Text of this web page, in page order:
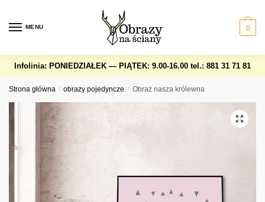
navigation
content
MENU 0
Infolinia: PONIEDZIAŁEK — PIĄTEK: 9.00-16.00 tel.: 881 31 71 81
Strona główna / obrazy pojedyncze / Obraz nasza królewna